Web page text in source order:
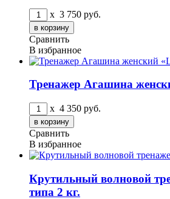
x 3 750 руб.
Сравнить
В избранное
Тренажер Агашина
x 4 350 руб.
Сравнить
В избранное
Крутильный волновой
типа 2 кг.